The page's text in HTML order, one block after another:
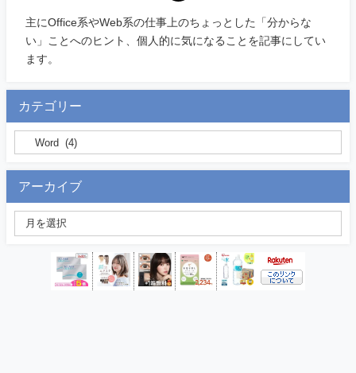
主にOffice系やWeb系の仕事上のちょっとした「分からな
い」ことへのヒント、個人的に気になることを記事にしてい
ます。
カテゴリー
アーカイブ